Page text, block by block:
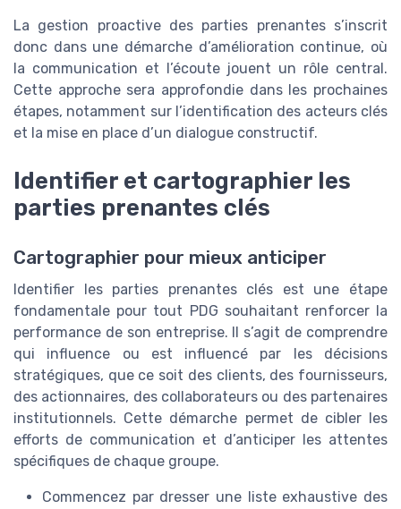
La gestion proactive des parties prenantes s’inscrit
donc dans une démarche d’amélioration continue, où
la communication et l’écoute jouent un rôle central.
Cette approche sera approfondie dans les prochaines
étapes, notamment sur l’identification des acteurs clés
et la mise en place d’un dialogue constructif.
Identifier et cartographier les
parties prenantes clés
Cartographier pour mieux anticiper
Identifier les parties prenantes clés est une étape
fondamentale pour tout PDG souhaitant renforcer la
performance de son entreprise. Il s’agit de comprendre
qui influence ou est influencé par les décisions
stratégiques, que ce soit des clients, des fournisseurs,
des actionnaires, des collaborateurs ou des partenaires
institutionnels. Cette démarche permet de cibler les
efforts de communication et d’anticiper les attentes
spécifiques de chaque groupe.
Commencez par dresser une liste exhaustive des